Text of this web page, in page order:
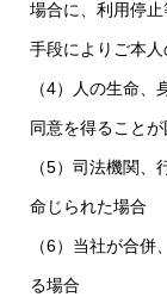
場合に、利用停
手段によりご本
（4）人の生命
同意を得ること
（5）司法機関
命じられた場合
（6）当社が合
る場合